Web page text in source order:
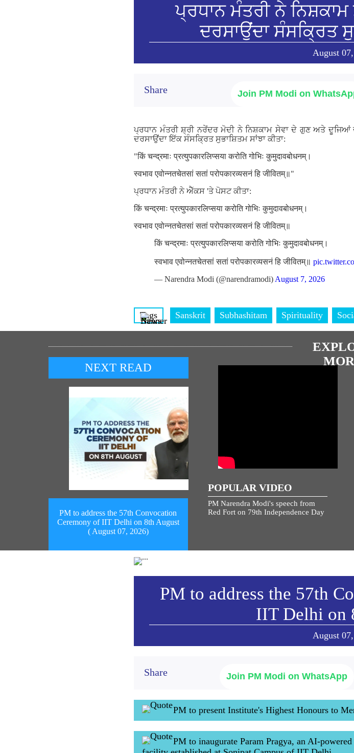
ਪ੍ਰਧਾਨ ਮੰਤਰੀ ਨੇ
ਦਰਸਾਉਂਦਾ ਸੰਸਕ੍ਰਿਤ
August
Share Join PM Modi on
ਪ੍ਰਧਾਨ ਮੰਤਰੀ ਸ਼੍ਰੀ ਨਰੇਂਦਰ ਮੋਦੀ ਨੇ ਨਿਸ਼ਕਾਮ ਸੇਵਾ ਦੇ ਗੁਣ ਅਤੇ
ਦਰਸਾਉਂਦਾ ਇੱਕ ਸੰਸਕ੍ਰਿਤ ਸੁਭਾਸ਼ਿਤਮ ਸਾਂਝਾ ਕੀਤਾ:
"किं चन्द्रमाः प्रत्युपकारलिप्सया करोति गोभिः कुमुदावबोधनम्।
स्वभाव एवोन्नतचेतसां सतां परोपकारव्यसनं हि जीवितम्॥"
ਪ੍ਰਧਾਨ ਮੰਤਰੀ ਨੇ ਐੱਕਸ 'ਤੇ ਪੋਸਟ ਕੀਤਾ:
किं चन्द्रमाः प्रत्युपकारलिप्सया करोति गोभिः कुमुदावबोधनम्।
स्वभाव एवोन्नतचेतसां सतां परोपकारव्यसनं हि जीवितम्॥
किं चन्द्रमाः प्रत्युपकारलिप्सया करोति गोभिः कुमुदावबोधनम्।
स्वभाव एवोन्नतचेतसां सतां परोपकारव्यसनं हि जीवितम्॥
— Narendra Modi (@narendramodi) August 7, 2026
Tags Sanskrit Subhashitam Spirituality
NEXT READ
PM to address the 57th Convocation
Ceremony of IIT Delhi on 8th August
( August 07, 2026)
POPULAR VIDEO
PM Narendra Modi's speech from
Red Fort on 79th Independence Day
PM to address the 57th
IIT Delhi on
August
Share Join PM Modi on WhatsApp
PM to present Institute's Highest Honours to
PM to inaugurate Param Pragya, an AI-